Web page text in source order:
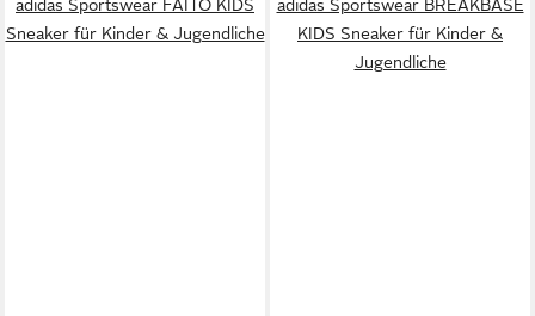
adidas Sportswear FAITO KIDS
Sneaker für Kinder & Jugendliche
adidas Sportswear BREAKBASE
KIDS Sneaker für Kinder &
Jugendliche